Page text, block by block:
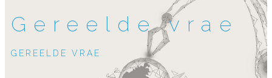
Gereelde vrae
GEREELDE VRAE